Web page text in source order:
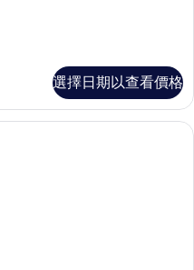
選擇日期以查看價格